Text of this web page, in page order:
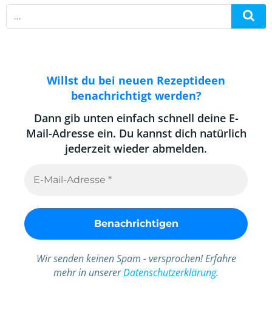
Willst du bei neuen Rezeptideen
benachrichtigt werden?
Dann gib unten einfach schnell deine E-
Mail-Adresse ein. Du kannst dich natürlich
jederzeit wieder abmelden.
Wir senden keinen Spam - versprochen! Erfahre
mehr in unsererDatenschutzerklärung.